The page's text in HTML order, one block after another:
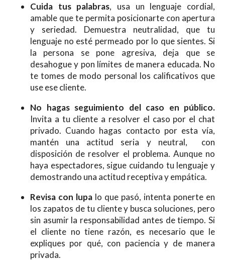
Cuida tus palabras, usa un lenguaje cordial,
amable que te permita posicionarte con apertura
y seriedad. Demuestra neutralidad, que tu
lenguaje no esté permeado por lo que sientes. Si
la persona se pone agresiva, deja que se
desahogue y pon límites de manera educada. No
te tomes de modo personal los calificativos que
use ese cliente.
No hagas seguimiento del caso en público.
Invita a tu cliente a resolver el caso por el chat
privado. Cuando hagas contacto por esta vía,
mantén una actitud seria y neutral, con
disposición de resolver el problema. Aunque no
haya espectadores, sigue cuidando tu lenguaje y
demostrando una actitud receptiva y empática.
Revisa con lupa lo que pasó, intenta ponerte en
los zapatos de tu cliente y busca soluciones, pero
sin asumir la responsabilidad antes de tiempo. Si
el cliente no tiene razón, es necesario que le
expliques por qué, con paciencia y de manera
privada.